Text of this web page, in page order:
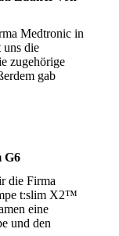
Medtronic in
uns die
zugehörige
gab
G6
die Firma
t:slim X2™
eine
und den